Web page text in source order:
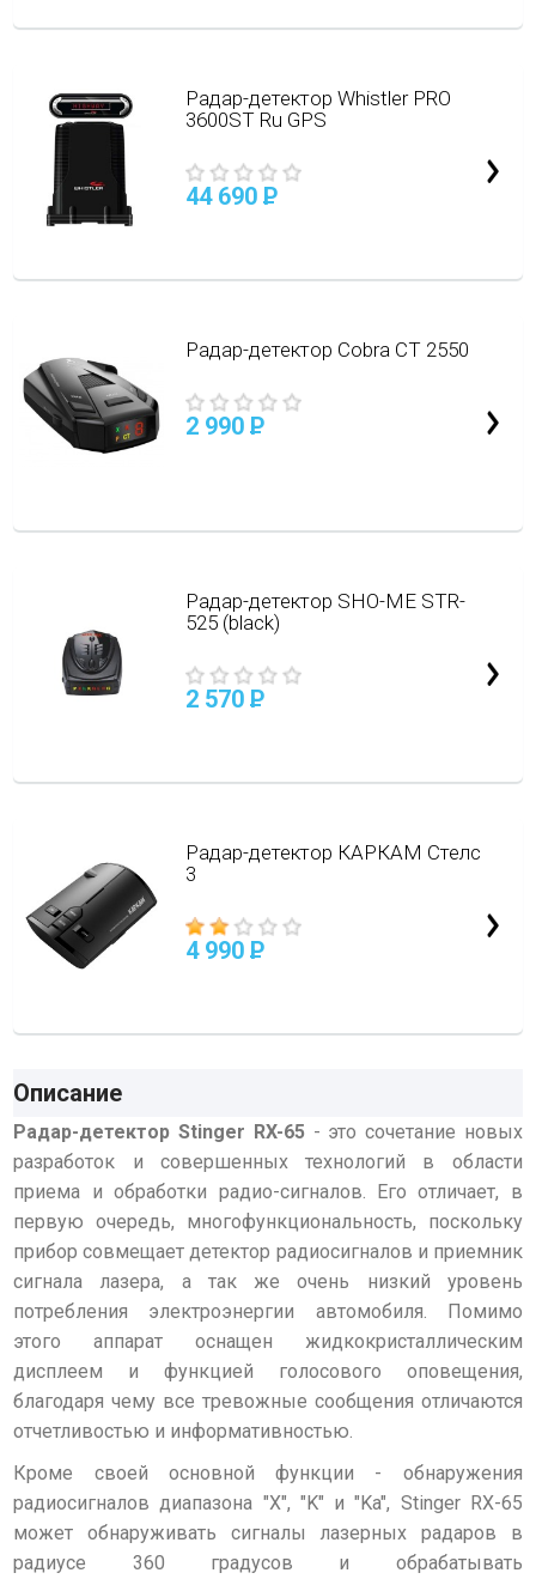
Радар-детектор Whistler PRO
3600ST Ru GPS
44 690 P
Радар-детектор Cobra CT 2550
2 990 P
Радар-детектор SHO-ME STR-
525 (black)
2 570 P
Радар-детектор КАРКАМ Стелс
3
4 990 P
Описание
Радар-детектор Stinger RX-65- это сочетание новых
разработок и совершенных технологий в области
приема и обработки радио-сигналов. Его отличает, в
первую очередь, многофункциональность, поскольку
прибор совмещает детектор радиосигналов и приемник
сигнала лазера, а так же очень низкий уровень
потребления электроэнергии автомобиля. Помимо
этого аппарат оснащен жидкокристаллическим
дисплеем и функцией голосового оповещения,
благодаря чему все тревожные сообщения отличаются
отчетливостью и информативностью.
Кроме своей основной функции - обнаружения
радиосигналов диапазона "X", "K" и "Ka", Stinger RX-65
может обнаруживать сигналы лазерных радаров в
радиусе 360 градусов и обрабатывать